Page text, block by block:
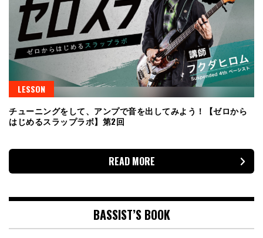
LESSON
チューニングをして、アンプで音を出してみよう！【ゼロから
はじめるスラップラボ】第2回
READ MORE
BASSIST’S BOOK